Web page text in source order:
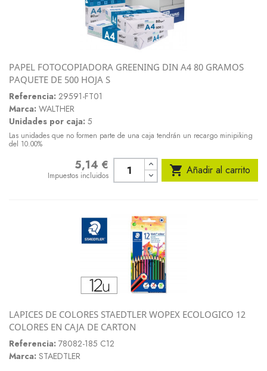
PAPEL FOTOCOPIADORA GREENING DIN A4 80 GRAMOS
PAQUETE DE 500 HOJA S
Referencia: 29591-FT01
Marca: WALTHER
Unidades por caja: 5
Las unidades que no formen parte de una caja tendrán un recargo minipiking
del 10.00%
5,14 €
Impuestos incluidos  Añadir al carrito
LAPICES DE COLORES STAEDTLER WOPEX ECOLOGICO 12
COLORES EN CAJA DE CARTON
Referencia: 78082-185 C12
Marca: STAEDTLER